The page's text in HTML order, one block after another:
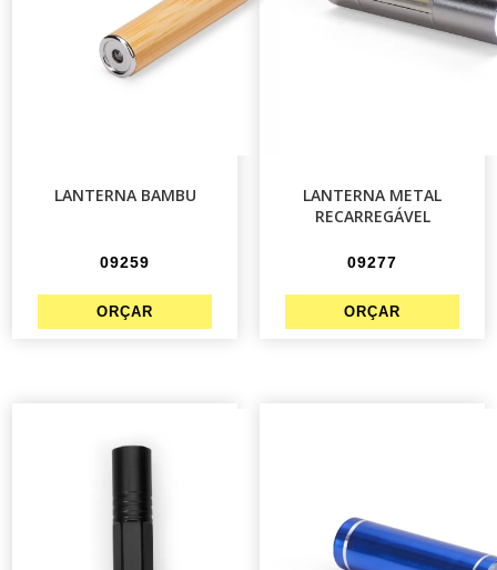
LANTERNA BAMBU
09259
LANTERNA METAL
RECARREGÁVEL
09277